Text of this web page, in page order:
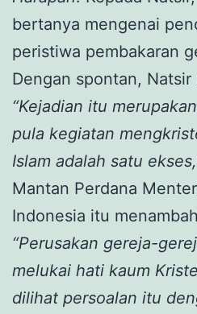
bertanya mengenai
peristiwa pembakaran
Dengan spontan, Natsir
“Kejadian itu
pula kegiatan
Islam adalah satu ekses,
Mantan Perdana
Indonesia itu
“Perusakan gereja-
melukai hati kaum
dilihat persoalan itu